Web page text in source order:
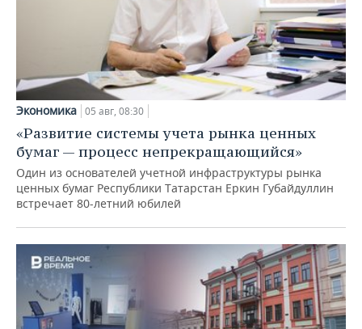
Экономика 05 авг, 08:30
«Развитие системы учета рынка ценных
бумаг — процесс непрекращающийся»
Один из основателей учетной инфраструктуры рынка
ценных бумаг Республики Татарстан Еркин Губайдуллин
встречает 80-летний юбилей